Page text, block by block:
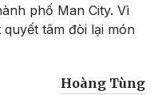
phố Man City. Vì
tâm đòi lại món
Hoàng Tùng